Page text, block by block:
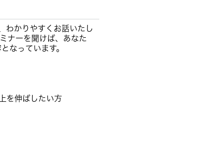
わかりやすくお話いたし
ナーを聞けば、あなた
なっています。
を伸ばしたい方